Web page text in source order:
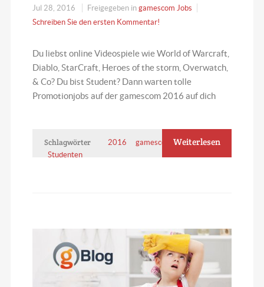
Jul 28, 2016 Freigegeben in gamescom Jobs
Schreiben Sie den ersten Kommentar!
Du liebst online Videospiele wie World of Warcraft,
Diablo, StarCraft, Heroes of the storm, Overwatch,
& Co? Du bist Student? Dann warten tolle
Promotionjobs auf der gamescom 2016 auf dich
Schlagwörter 2016 gamescom
Jobs
Studenten
Weiterlesen